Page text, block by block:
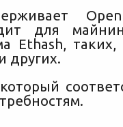
для
Ethash,
других.